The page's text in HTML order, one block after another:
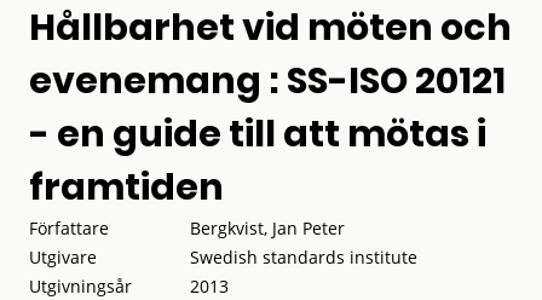
Hållbarhet vid möten och
evenemang : SS-ISO 20121
- en guide till att mötas i
framtiden
Författare
Bergkvist, Jan Peter
Utgivare
Swedish standards institute
Utgivningsår
2013